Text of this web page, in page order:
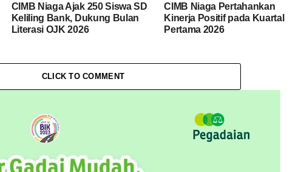
CIMB Niaga Ajak 250 Siswa SD
Keliling Bank, Dukung Bulan
Literasi OJK 2026
CIMB Niaga Pertahankan
Kinerja Positif pada Kuartal
Pertama 2026
CLICK TO COMMENT